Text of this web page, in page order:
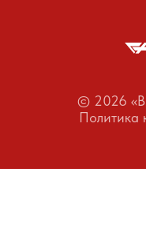
© 2026
Политика